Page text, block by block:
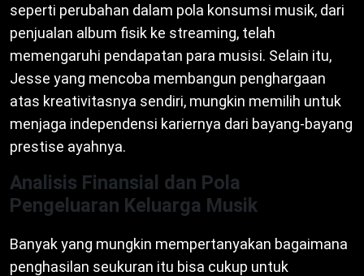
seperti perubahan dalam pola konsumsi musik, dari
penjualan album fisik ke streaming, telah
memengaruhi pendapatan para musisi. Selain itu,
Jesse yang mencoba membangun penghargaan
atas kreativitasnya sendiri, mungkin memilih untuk
menjaga independensi kariernya dari bayang-bayang
prestise ayahnya.
Analisis Finansial dan Pola
Pengeluaran Keluarga Musik
Banyak yang mungkin mempertanyakan bagaimana
penghasilan seukuran itu bisa cukup untuk